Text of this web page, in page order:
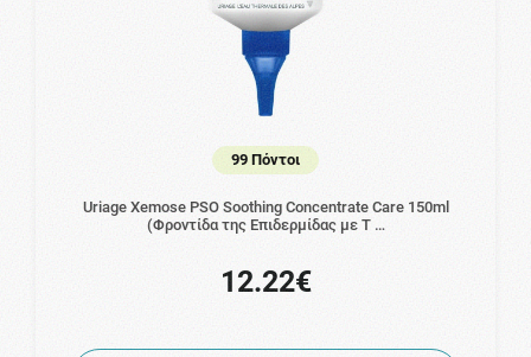
99 Πόντοι
Uriage Xemose PSO Soothing Concentrate Care 150ml
(Φροντίδα της Επιδερμίδας με Τ …
12.22€